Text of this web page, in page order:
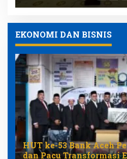
EKONOMI DAN BISNIS
HUT ke-53 Bank Aceh
dan Pacu Transformasi